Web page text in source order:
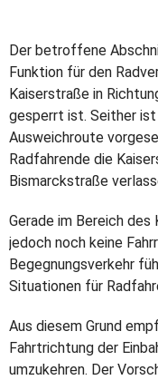
Der betroffene
Funktion für den
Kaiserstraße in
gesperrt ist. Seither
Ausweichroute
Radfahrende die
Bismarckstraße
Gerade im Bereich
jedoch noch keine
Begegnungsverkehr
Situationen für
Aus diesem Grund
Fahrtrichtung der
umzukehren. Der